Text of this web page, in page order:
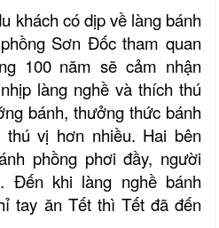
khách có dịp về làng bánh
Sơn Đốc tham quan
100 năm sẽ cảm nhận
làng nghề và thích thú
bánh, thưởng thức bánh
thú vị hơn nhiều. Hai bên
phồng phơi đầy, người
Đến khi làng nghề bánh
tay ăn Tết thì Tết đã đến